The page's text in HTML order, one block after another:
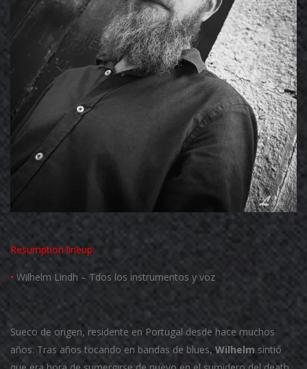
Resumption lineup:
• Wilhelm Lindh – Tdos los instrumentos y voz
Sueco de origen, residente en Portugal desde hace muchos
años. Tras años tocando en bandas de blues,Wilhelm sintió